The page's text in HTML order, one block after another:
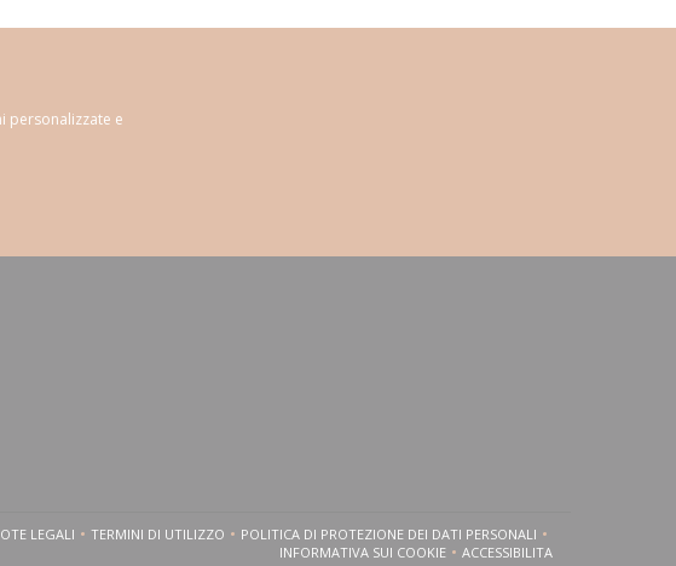
personalizzate e
LEGALI
((APRE UNA NUOVA FINESTRA))
TERMINI DI UTILIZZO((APRE UNA NUOVA FINESTRA))
POLITICA DI PROTEZIONE DEI DATI PERSONALI
((APRE UNA NUOVA FINESTRA))
INFORMATIVA SUI COOKIE((APRE UNA NUOVA FINESTRA))
ACCESSIBILITA((APRE UNA NUOVA